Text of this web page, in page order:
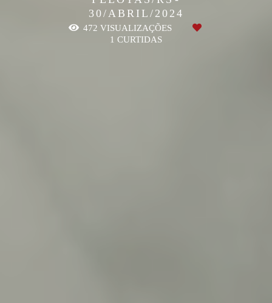
30/ABRIL/2024
472 VISUALIZAÇÕES
1 CURTIDAS